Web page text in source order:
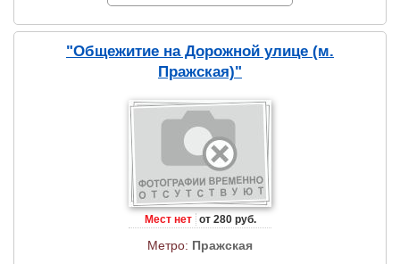
"Общежитие на Дорожной улице (м.
Пражская)"
Мест нет от 280 руб.
Метро: Пражская